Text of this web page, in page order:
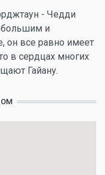
- Чедди
большим и
он все равно имеет
в сердцах многих
Гайану.